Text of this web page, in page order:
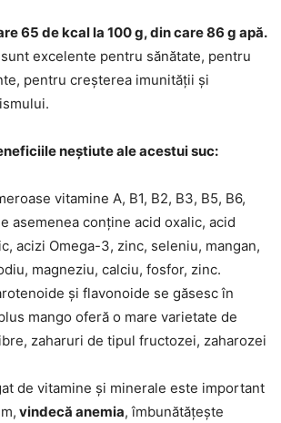
65 de kcal la 100 g, din care 86 g apă.
excelente pentru sănătate, pentru
pentru creșterea imunității și
neștiute ale acestui suc:
vitamine A, B1, B2, B3, B5, B6,
asemenea conține acid oxalic, acid
acizi Omega-3, zinc, seleniu, mangan,
magneziu, calciu, fosfor, zinc.
și flavonoide se găsesc în
mango oferă o mare varietate de
zaharuri de tipul fructozei, zaharozei
de vitamine și minerale este important
vindecă anemia, îmbunătățește